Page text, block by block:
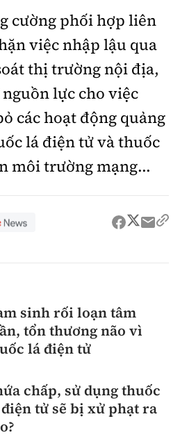
cường phối hợp liên
việc nhập lậu qua
thị trường nội địa,
lực cho việc
các hoạt động quảng
lá điện tử và thuốc
môi trường mạng...
sinh rối loạn tâm
tổn thương não vì
lá điện tử
chấp, sử dụng thuốc
tử sẽ bị xử phạt ra